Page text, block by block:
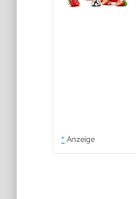
* Anzeige